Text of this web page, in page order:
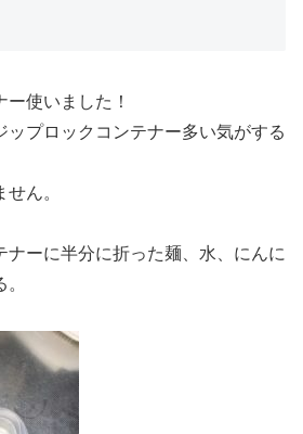
使いました！
ップロックコンテナー多い気がする
ん。
ーに半分に折った麺、水、にんに